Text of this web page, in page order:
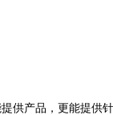
供产品，更能提供